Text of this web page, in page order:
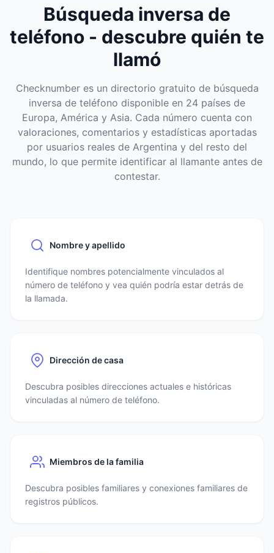
Búsqueda inversa de
teléfono - descubre quién te
llamó
Checknumber es un directorio gratuito de búsqueda
inversa de teléfono disponible en 24 países de
Europa, América y Asia. Cada número cuenta con
valoraciones, comentarios y estadísticas aportadas
por usuarios reales de Argentina y del resto del
mundo, lo que permite identificar al llamante antes de
contestar.
Nombre y apellido
Identifique nombres potencialmente vinculados al
número de teléfono y vea quién podría estar detrás de
la llamada.
Dirección de casa
Descubra posibles direcciones actuales e históricas
vinculadas al número de teléfono.
Miembros de la familia
Descubra posibles familiares y conexiones familiares de
registros públicos.